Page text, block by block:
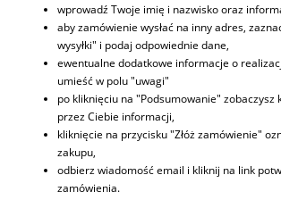
wprowadź Twoje imię i nazwisko oraz
aby zamówienie wysłać na inny adres,
wysyłki" i podaj odpowiednie dane,
ewentualne dodatkowe informacje o
umieść w polu "uwagi"
po kliknięciu na "Podsumowanie" zobaczysz
przez Ciebie informacji,
kliknięcie na przycisku "Złóż zamówienie"
zakupu,
odbierz wiadomość email i kliknij na link
zamówienia.